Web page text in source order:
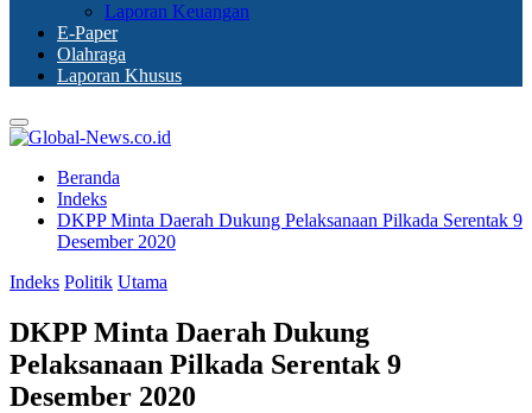
Laporan Keuangan
E-Paper
Olahraga
Laporan Khusus
Primary
Menu
Beranda
Indeks
DKPP Minta Daerah Dukung Pelaksanaan Pilkada Serentak 9
Desember 2020
Indeks Politik Utama
DKPP Minta Daerah Dukung
Pelaksanaan Pilkada Serentak 9
Desember 2020